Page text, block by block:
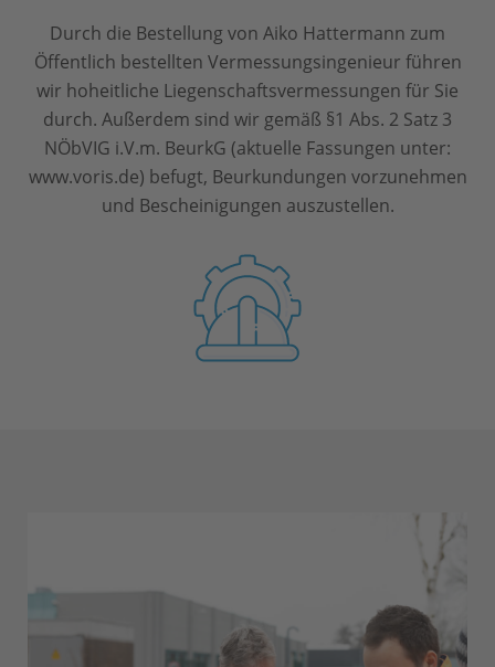
Durch die Bestellung von Aiko Hattermann zum
Öffentlich bestellten Vermessungsingenieur führen
wir hoheitliche Liegenschaftsvermessungen für Sie
durch. Außerdem sind wir gemäß §1 Abs. 2 Satz 3
NÖbVIG i.V.m. BeurkG (aktuelle Fassungen unter:
www.voris.de) befugt, Beurkundungen vorzunehmen
und Bescheinigungen auszustellen.